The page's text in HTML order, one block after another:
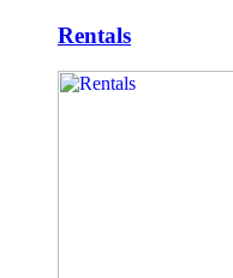
Rentals